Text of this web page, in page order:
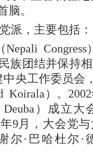
脑。
派，主要包括：
Nepali
族团结并保持
央工作委员会
Koirala）。
Deuba）成立
9月，大会党
尔·巴哈杜尔·